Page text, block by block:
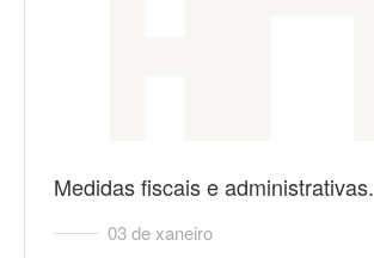
Medidas fiscais e administrativas.
03 de xaneiro